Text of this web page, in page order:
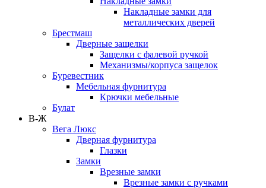
Накладные замки для
металлических дверей
Брестмаш
Дверные защелки
Защелки с фалевой ручкой
Механизмы/корпуса защелок
Буревестник
Мебельная фурнитура
Крючки мебельные
Булат
В-Ж
Вега Люкс
Дверная фурнитура
Глазки
Замки
Врезные замки
Врезные замки с ручками